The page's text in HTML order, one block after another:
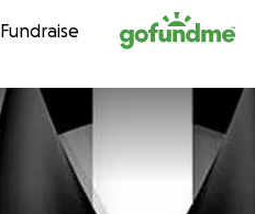
Skip to content
Fundraise